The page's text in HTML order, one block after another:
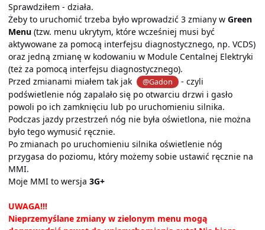
Sprawdziłem - działa.
Żeby to uruchomić trzeba było wprowadzić 3 zmiany w Green
Menu (tzw. menu ukrytym, które wcześniej musi być
aktywowane za pomocą interfejsu diagnostycznego, np. VCDS)
oraz jedną zmianę w kodowaniu w Module Centalnej Elektryki
(też za pomocą interfejsu diagnostycznego).
Przed zmianami miałem tak jak
@Gadon
- czyli
podświetlenie nóg zapalało się po otwarciu drzwi i gasło
powoli po ich zamknięciu lub po uruchomieniu silnika.
Podczas jazdy przestrzeń nóg nie była oświetlona, nie można
było tego wymusić ręcznie.
Po zmianach po uruchomieniu silnika oświetlenie nóg
przygasa do poziomu, który możemy sobie ustawić ręcznie na
MMI.
Moje MMI to wersja 3G+
UWAGA!!!
Nieprzemyślane zmiany w zielonym menu mogą